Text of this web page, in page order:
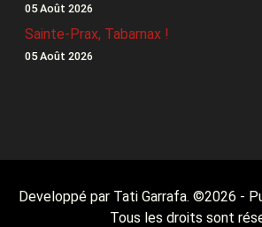
05 Août 2026
Sainte-Prax, Tabarnax !
05 Août 2026
Developpé par Tati Garrafa. ©2026 -
Tous les droits sont